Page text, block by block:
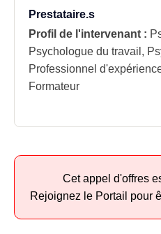
Prestataire.s
Profil de l'intervenant :
Psychologue du travail,
Professionnel
Formateur
Cet appel d'offres
Rejoignez le Portail pour